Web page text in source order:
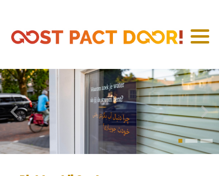
Oost verbindt
Groen Oost
Schoon Oost
Oost onderneemt